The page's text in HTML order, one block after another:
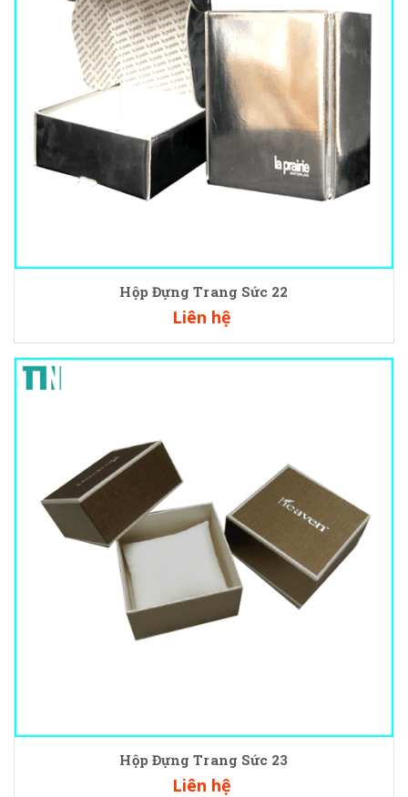
Hộp Đựng Trang Sức 22
Liên hệ
Hộp Đựng Trang Sức 23
Liên hệ